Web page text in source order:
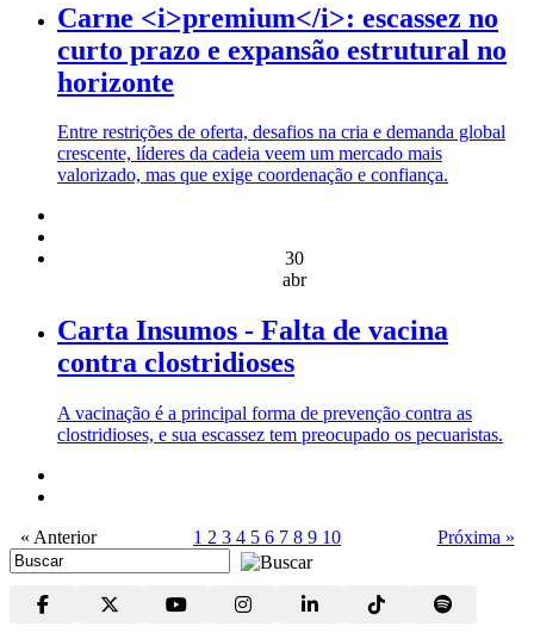
Carne <i>premium</i>: escassez no
curto prazo e expansão estrutural no
horizonte
Entre restrições de oferta, desafios na cria e demanda global
crescente, líderes da cadeia veem um mercado mais
valorizado, mas que exige coordenação e confiança.
30
abr
Carta Insumos - Falta de vacina
contra clostridioses
A vacinação é a principal forma de prevenção contra as
clostridioses, e sua escassez tem preocupado os pecuaristas.
« Anterior 1 2 3 4 5 6 7 8 9 10 Próxima »